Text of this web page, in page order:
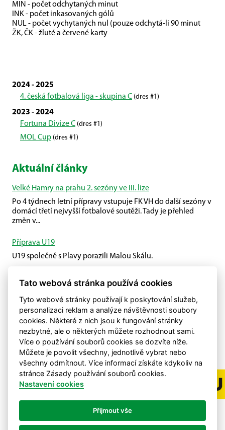
MIN - počet odchytaných minut
INK - počet inkasovaných gólů
NUL - počet vychytaných nul (pouze odchytá-li 90 minut
ŽK, ČK - žluté a červené karty
2024 - 2025
4. česká fotbalová liga - skupina C (dres #1)
2023 - 2024
Fortuna Divize C (dres #1)
MOL Cup (dres #1)
Aktuální články
Velké Hamry na prahu 2. sezóny ve III. lize
Po 4 týdnech letní přípravy vstupuje FK VH do další sezóny v
domácí třetí nejvyšší fotbalové soutěži. Tady je přehled
změn v...
Příprava U19
U19 společně s Plavy porazili Malou Skálu.
První kolo 3. ČFL B je tu!
Tato webová stránka používá cookies
Tyto webové stránky používají k poskytování služeb,
personalizaci reklam a analýze návštěvnosti soubory
cookies. Některé z nich jsou k fungování stránky
nezbytné, ale o některých můžete rozhodnout sami.
Více o používání souborů cookies se dozvíte níže.
Můžete je povolit všechny, jednotlivě vybrat nebo
všechny odmítnout. Více informací získáte kdykoliv na
stránce Zásady používání souborů cookies.
Nastavení cookies
Přijmout vše